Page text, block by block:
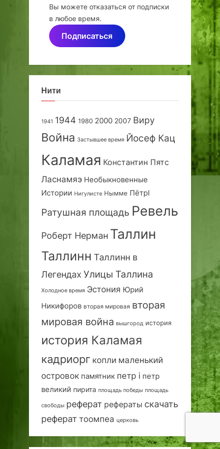
Вы можете отказаться от подписки
в любое время.
Подписаться
Нити
1941 1944 1980 2000 2007 Виру
Война Застывшее время Йосеф Кац
Каламая Константин Пятс
Ласнамяэ Необыкновенные
Истории Нигулисте Нымме ПётрI
Ратушная площадь Ревель
Роберт Нерман Таллин
Таллинн Таллинн в
Легендах Улицы Таллина
Холодное время Эстония Юрий
Никифоров вторая мировая вторая
мировая война вышгород история
история Каламая
кадриорг копли маленький
островок памятник петр i петр
великий пирита площадь победы площадь
свободы реферат рефераты скачать
реферат тоомпеа церковь